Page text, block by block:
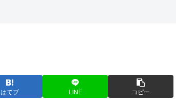
はてブ LINE コピー